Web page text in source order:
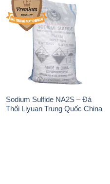
Sodium Sulfide NA2S – Đá
Thối Liyuan Trung Quốc China